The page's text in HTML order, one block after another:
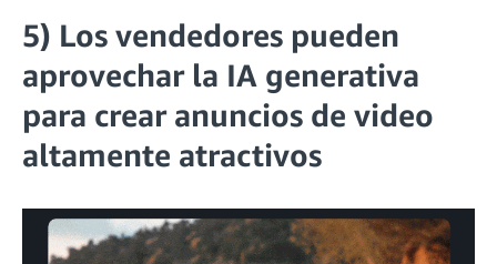
5) Los vendedores pueden
aprovechar la IA generativa
para crear anuncios de video
altamente atractivos